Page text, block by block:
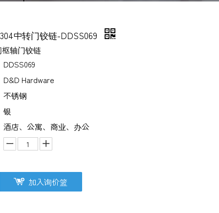
中转门铰链-DDSS069
轴门铰链
DDSS069
D&D Hardware
不锈钢
银
酒店、公寓、商业、办公
加入询价篮